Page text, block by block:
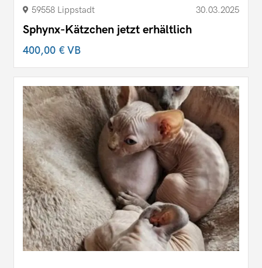
59558 Lippstadt 30.03.2025
Sphynx-Kätzchen jetzt erhältlich
400,00 €VB